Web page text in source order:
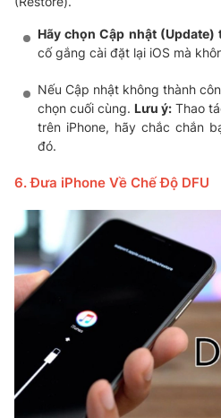
Hãy chọn Cập nhật (Update)
cố gắng cài đặt lại iOS mà
Nếu Cập nhật không thành
chọn cuối cùng. Lưu ý: Thao
trên iPhone, hãy chắc chắn
đó.
6. Đưa iPhone Về Chế Độ DFU